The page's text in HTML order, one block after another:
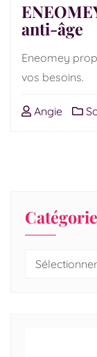
anti-âge
Eneomey
vos besoins.
Angie